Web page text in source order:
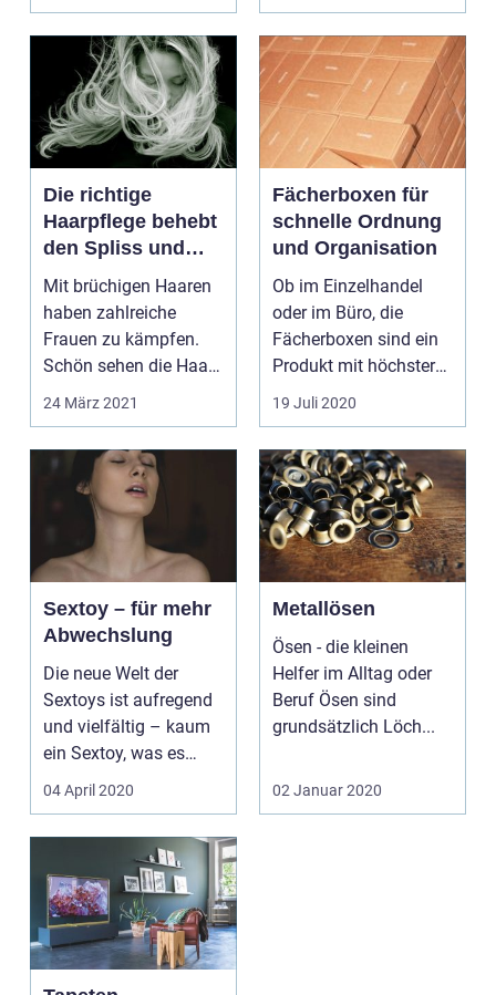
Die richtige
Haarpflege behebt
den Spliss und
Haarbruch
Mit brüchigen Haaren
haben zahlreiche
Frauen zu kämpfen.
Schön sehen die Haare
nicht mehr aus, wenn
24 März 2021
Fächerboxen für
schnelle Ordnung
und Organisation
Ob im Einzelhandel
oder im Büro, die
Fächerboxen sind ein
Produkt mit höchster
Ordnung und
19 Juli 2020
Sextoy – für mehr
Abwechslung
Die neue Welt der
Sextoys ist aufregend
und vielfältig – kaum
ein Sextoy, was es
nicht gibt. Sextoys...
04 April 2020
Metallösen
Ösen - die kleinen
Helfer im Alltag oder
Beruf Ösen sind
grundsätzlich Löch...
02 Januar 2020